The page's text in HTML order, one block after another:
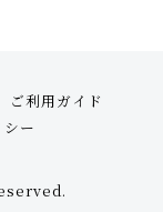
ご利用ガイド
ー